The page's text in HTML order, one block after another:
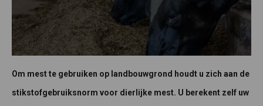
Om mest te gebruiken op landbouwgrond houdt u zich aan de
stikstofgebruiksnorm voor dierlijke mest. U berekent zelf uw